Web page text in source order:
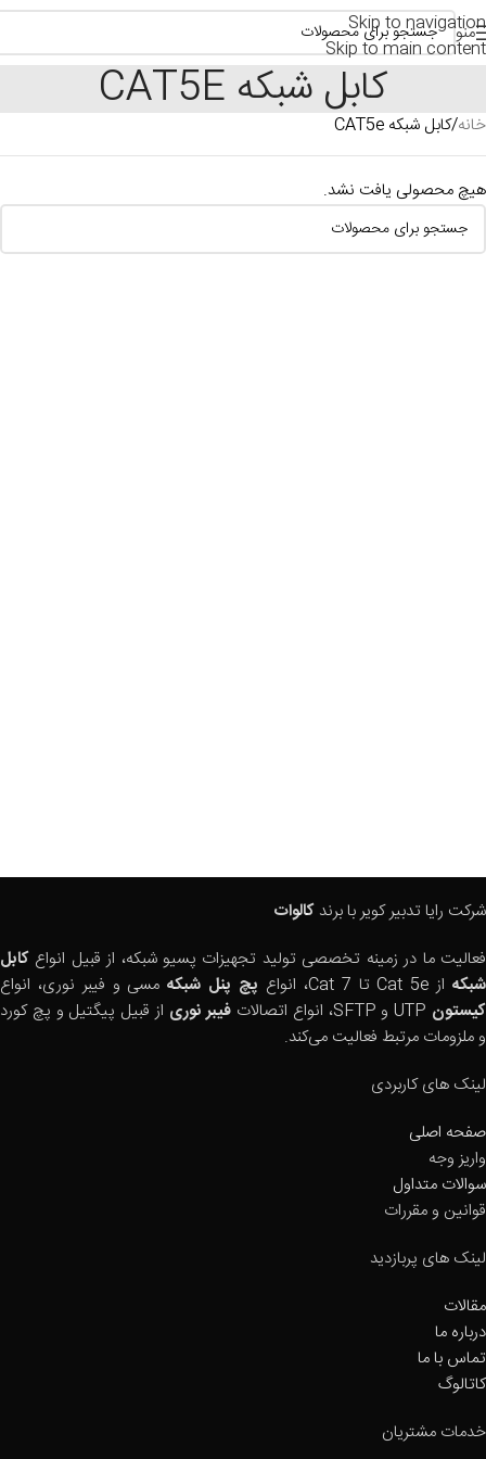
Skip to navigation
Skip to main content
منو
کابل شبکه CAT5E
خانه کابل شبکه CAT5e
هیچ محصولی یافت نشد.
شرکت رایا تدبیر کویر با برند کالوات
فعالیت ما در زمینه تخصصی تولید تجهیزات پسیو شبکه، از قبیل انواع کابل
شبکهاز Cat 5e تا Cat 7، انواع پچ پنل شبکهمسی و فیبر نوری، انواع
کیستون
فیبر نوری از قبیل پیگتیل و پچ کورد
و ملزومات مرتبط فعالیت می‌کند.
لینک های کاربردی
صفحه اصلی
واریز وجه
سوالات متداول
قوانین و مقررات
لینک های پربازدید
مقالات
درباره ما
تماس با ما
کاتالوگ
خدمات مشتریان